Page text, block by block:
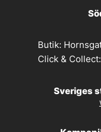
Butik:
Click & Collect:
Sveriges